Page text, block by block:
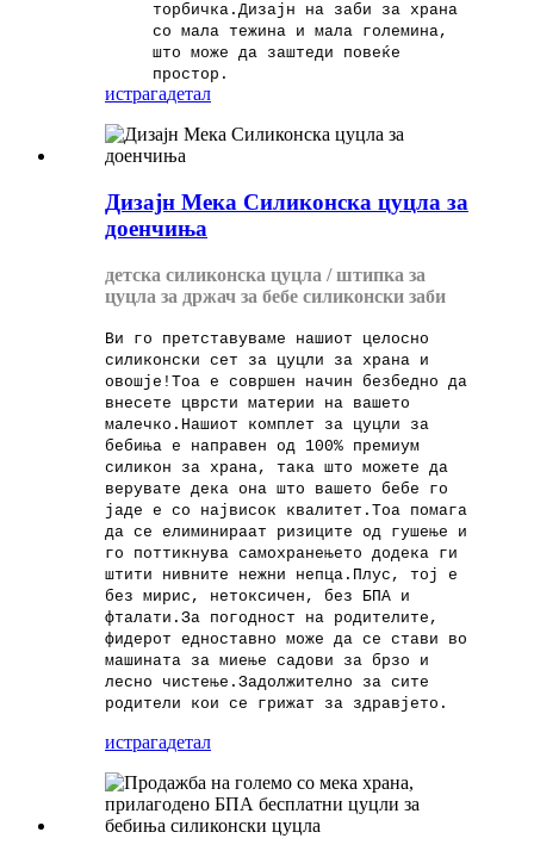
торбичка.Дизајн на заби за храна
со мала тежина и мала големина,
што може да заштеди повеќе
простор.
истрагадетал
Дизајн Мека Силиконска цуцла за
доенчиња
детска силиконска цуцла / штипка за
цуцла за држач за бебе силиконски заби
Ви го претставуваме нашиот целосно
силиконски сет за цуцли за храна и
овошје!Тоа е совршен начин безбедно да
внесете цврсти материи на вашето
малечко.Нашиот комплет за цуцли за
бебиња е направен од 100% премиум
силикон за храна, така што можете да
верувате дека она што вашето бебе го
јаде е со највисок квалитет.Тоа помага
да се елиминираат ризиците од гушење и
го поттикнува самохранењето додека ги
штити нивните нежни непца.Плус, тој е
без мирис, нетоксичен, без БПА и
фталати.За погодност на родителите,
фидерот едноставно може да се стави во
машината за миење садови за брзо и
лесно чистење.Задолжително за сите
родители кои се грижат за здравјето.
истрагадетал